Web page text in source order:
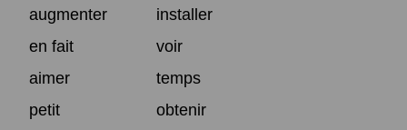
augmenter
installer
en fait
voir
aimer
temps
petit
obtenir